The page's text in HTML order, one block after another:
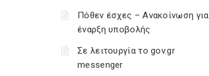
Πόθεν έσχες – Ανακοίνωση για
έναρξη υποβολής
Σε λειτουργία το gov.gr
messenger